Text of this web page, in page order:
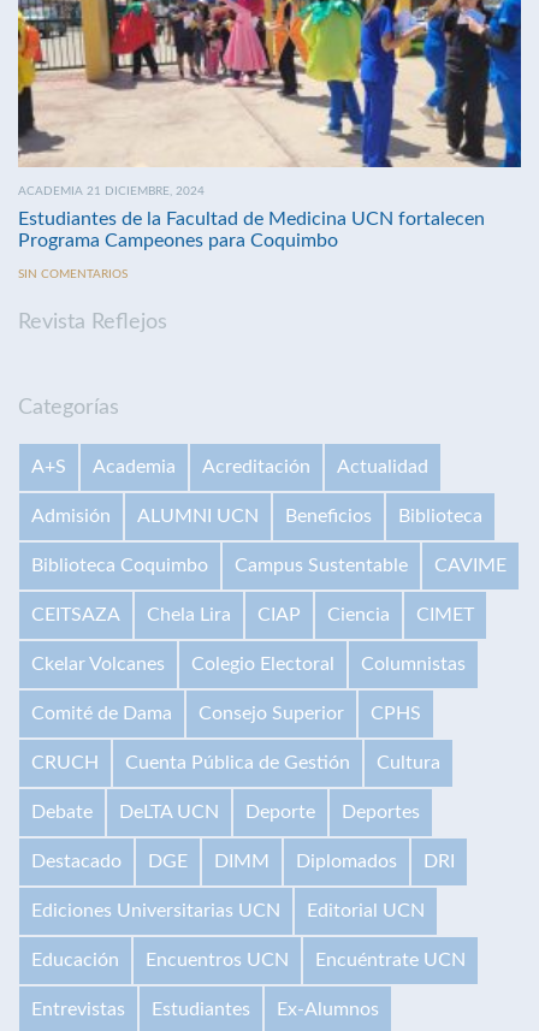
ACADEMIA 21 DICIEMBRE, 2024
Estudiantes de la Facultad de Medicina UCN fortalecen
Programa Campeones para Coquimbo
SIN COMENTARIOS
Revista Reflejos
Categorías
A+S Academia Acreditación Actualidad
Admisión ALUMNI UCN Beneficios Biblioteca
Biblioteca Coquimbo Campus Sustentable CAVIME
CEITSAZA Chela Lira CIAP Ciencia CIMET
Ckelar Volcanes Colegio Electoral Columnistas
Comité de Dama Consejo Superior CPHS
CRUCH Cuenta Pública de Gestión Cultura
Debate DeLTA UCN Deporte Deportes
Destacado DGE DIMM Diplomados DRI
Ediciones Universitarias UCN Editorial UCN
Educación Encuentros UCN Encuéntrate UCN
Entrevistas Estudiantes Ex-Alumnos